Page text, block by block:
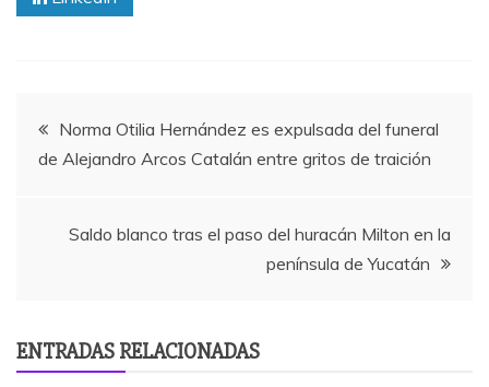
Navegación
entradas
Norma Otilia Hernández es expulsada del funeral
de Alejandro Arcos Catalán entre gritos de traición
Saldo blanco tras el paso del huracán Milton en la
península de Yucatán
ENTRADAS RELACIONADAS